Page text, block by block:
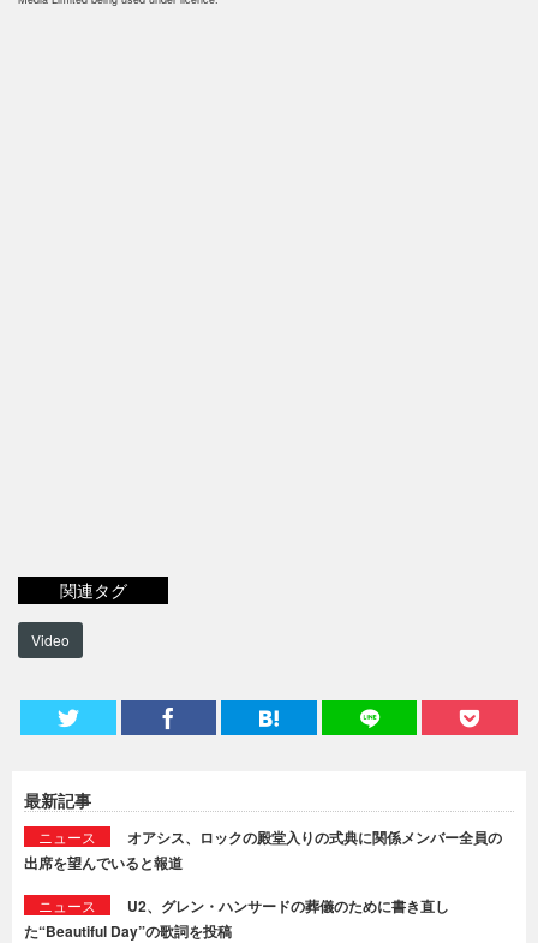
関連タグ
Video
最新記事
ニュース
オアシス、ロックの殿堂入りの式典に関係メンバー全員の
出席を望んでいると報道
ニュース
U2、グレン・ハンサードの葬儀のために書き直し
た“Beautiful Day”の歌詞を投稿